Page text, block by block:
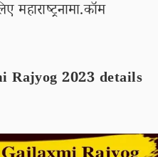
महाराष्ट्रनामा.कॉम
Rajyog 2023 details